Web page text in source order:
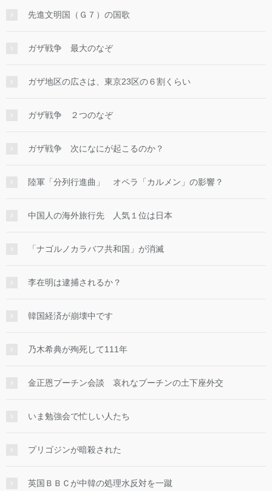
先進文明国（Ｇ７）の国歌
ガザ戦争 最大のなぞ
ガザ地区の広さは、東京23区の６割くらい
ガザ戦争 ２つのなぞ
ガザ戦争 次になにが起こるのか？
陸軍「分列行進曲」 オペラ「カルメン」の影響？
中国人の海外旅行先 人気１位は日本
「ナゴルノカラバフ共和国」が消滅
李在明は逮捕されるか？
韓国経済が崩壊中です
乃木希典が殉死して111年
金正恩プーチン会談 哀れなプーチンの土下座外交
いま勉強会で忙しい人たち
プリゴジンが暗殺された
英国ＢＢＣが中韓の処理水反対を一蹴